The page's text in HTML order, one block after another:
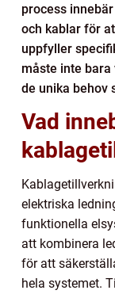
process
och kablar för
uppfyller
måste inte
de unika behov
Vad
elektriska
funktionella
att kombinera
för att
hela systemet.